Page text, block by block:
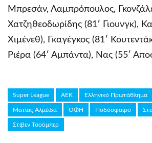
Μπρεσάν, Λαμπρόπουλος,
Χατζηθεοδωρίδης (81′ Γιουνγκ),
Χιμένεθ), Γκαγέγκος (81′
Ριέρα (64′ Αμπάντα), Νας (55′
Super League ΑΕΚ Ελληνικό Πρωτάθλημα
Ματίας Αλμέιδα ΟΦΗ Ποδόσφαιρο
Στίβεν Τσούμπερ